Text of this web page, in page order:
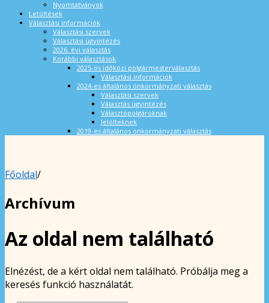
Nyomtatványok
Letöltések
Választási információk
Választási szervek
Választási ügyintézés
2026. évi választás
Korábbi választások
2025-ös időközi polgármesterválasztás
Választási információk
2024-es általános önkormányzati választás
Választási szervek
Választás ügyintézés
Választópolgároknak
Jelölteknek
2019-es általános önkormányzati választás
Főoldal/
Archívum
Az oldal nem található
Elnézést, de a kért oldal nem található. Próbálja meg a
keresés funkció használatát.